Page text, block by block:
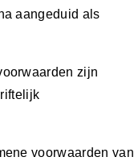
aangeduid als
zijn
voorwaarden van